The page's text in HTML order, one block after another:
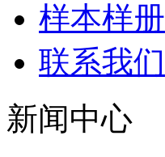
样本样册
联系我们
新闻中心